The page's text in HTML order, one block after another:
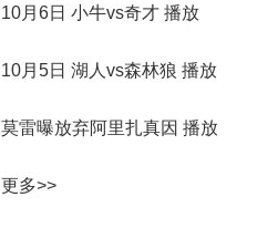
10月6日 小牛vs奇才 播放
10月5日 湖人vs森林狼 播放
莫雷曝放弃阿里扎真因 播放
更多>>